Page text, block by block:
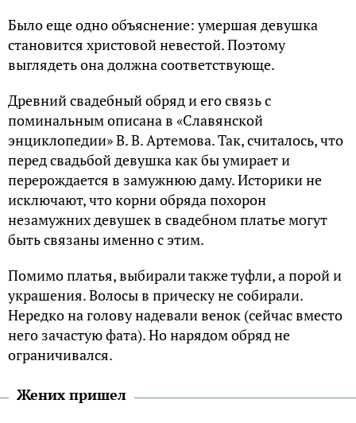
Было еще одно объяснение: умершая девушка
становится христовой невестой. Поэтому
выглядеть она должна соответствующе.
Древний свадебный обряд и его связь с
поминальным описана в «Славянской
энциклопедии» В. В. Артемова. Так, считалось, что
перед свадьбой девушка как бы умирает и
перерождается в замужнюю даму. Историки не
исключают, что корни обряда похорон
незамужних девушек в свадебном платье могут
быть связаны именно с этим.
Помимо платья, выбирали также туфли, а порой и
украшения. Волосы в прическу не собирали.
Нередко на голову надевали венок (сейчас вместо
него зачастую фата). Но нарядом обряд не
ограничивался.
Жених пришел